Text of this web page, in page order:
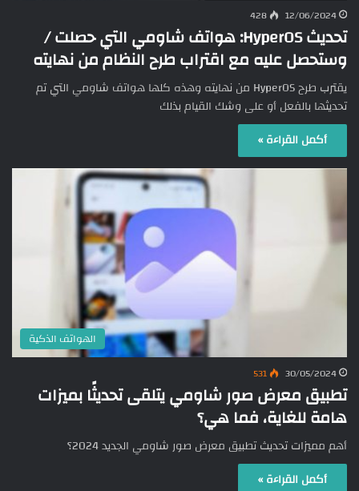
12/06/2024
428
تحديث HyperOS: هواتف شاومي التي حصلت /
وستحصل عليه مع اقتراب طرح النظام من نهايته
يقترب طرح HyperOS من نهايته وهذه كلها هواتف شاومي التي تم
تحديثها بالفعل أو على وشك القيام بذلك
أكمل القراءة »
الهواتف الذكية
30/05/2024
531
تطبيق معرض صور شاومي يتلقى تحديثًا بميزات
هامة للغاية، فما هي؟
أهم مميزات تحديث تطبيق معرض صور شاومي الجديد 2024؟
أكمل القراءة »